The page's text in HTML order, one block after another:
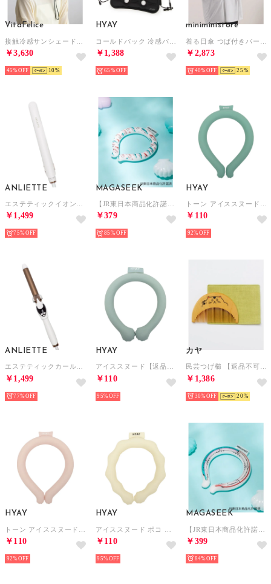
VitaFelice
￥3,630
45% 10
HYAY
￥1,388
65%
miniministore
￥2,873
40% 25
ANLIETTE
￥1,499
75%
MAGASEEK
￥379
85%
HYAY
￥110
92%
ANLIETTE
エステティックカールアイロン ヘアアイロン【返品不可商品】 （ミルキーホワイト）
￥1,499
77%
HYAY
アイススヌード【返品不可商品】 （ペールブルー）
￥110
95%
カヤ
民芸つげ櫛 【返品不可商品】 （その他3）
￥1,386
30% 20
HYAY
￥110
92%
HYAY
￥110
95%
MAGASEEK
￥399
84%